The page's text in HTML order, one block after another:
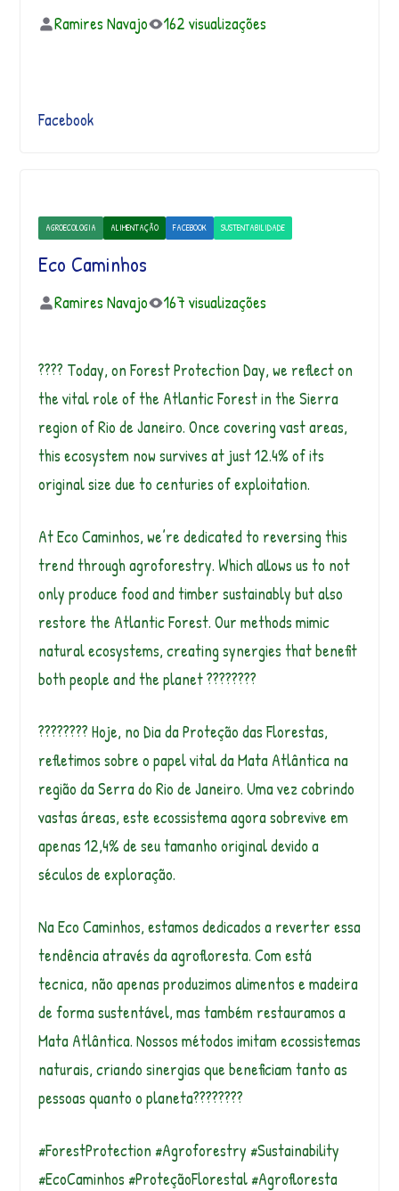
Ramires Navajo 162 visualizações
Facebook
AGROECOLOGIA ALIMENTAÇÃO FACEBOOK SUSTENTABILIDADE
Eco Caminhos
Ramires Navajo 167 visualizações
???? Today, on Forest Protection Day, we reflect on
the vital role of the Atlantic Forest in the Sierra
region of Rio de Janeiro. Once covering vast areas,
this ecosystem now survives at just 12.4% of its
original size due to centuries of exploitation.
At Eco Caminhos, we’re dedicated to reversing this
trend through agroforestry. Which allows us to not
only produce food and timber sustainably but also
restore the Atlantic Forest. Our methods mimic
natural ecosystems, creating synergies that benefit
both people and the planet ????????
???????? Hoje, no Dia da Proteção das Florestas,
refletimos sobre o papel vital da Mata Atlântica na
região da Serra do Rio de Janeiro. Uma vez cobrindo
vastas áreas, este ecossistema agora sobrevive em
apenas 12,4% de seu tamanho original devido a
séculos de exploração.
Na Eco Caminhos, estamos dedicados a reverter essa
tendência através da agrofloresta. Com está
tecnica, não apenas produzimos alimentos e madeira
de forma sustentável, mas também restauramos a
Mata Atlântica. Nossos métodos imitam ecossistemas
naturais, criando sinergias que beneficiam tanto as
pessoas quanto o planeta????????
#ForestProtection #Agroforestry #Sustainability
#EcoCaminhos #ProteçãoFlorestal #Agrofloresta